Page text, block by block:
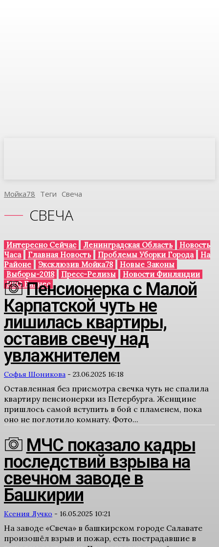
Мойка78 Теги Свеча
СВЕЧА
Интересно Сейчас Ленинградская Область
Новость
Часа
Главная Новость Проблемы Уборки Города
На
Районе
Эксклюзив Мойка78
Новые Законы
Выборы-2018
Пресс-Релизы
Новости Финляндии
PRO Бизнес
Пенсионерка с Малой
Карпатской чуть не
лишилась квартиры,
оставив свечу над
увлажнителем
Софья Шоникова - 23.06.2025 16:18
Оставленная без присмотра свечка чуть не спалила
квартиру пенсионерки из Петербурга. Женщине
пришлось самой вступить в бой с пламенем, пока
оно не поглотило комнату. Фото...
МЧС показало кадры
последствий взрыва на
свечном заводе в
Башкирии
Ксения Лучко - 16.05.2025 10:21
На заводе «Свеча» в башкирском городе Салавате
произошёл взрыв и пожар, есть пострадавшие в